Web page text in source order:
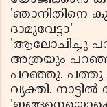
'ഞാനിതിനെ
ദാമുവേട്ടാ'
'ആലോചിച്ചു
അത്രയും പറഞ്ഞ്
പറഞ്ഞു. പത്തു
വ്യക്തി.